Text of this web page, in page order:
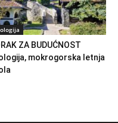
ZA BUDUĆNOST
mokrogorska letnja